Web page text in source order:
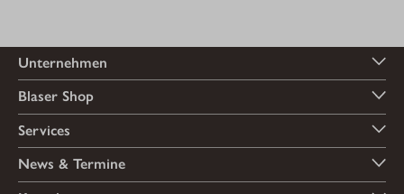
Unternehmen
Blaser Shop
Services
News & Termine